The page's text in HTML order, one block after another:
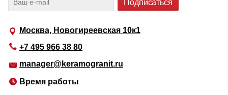
Москва, Новогиреевская 10к1
+7 495 966 38 80
manager@keramogranit.ru
Время работы